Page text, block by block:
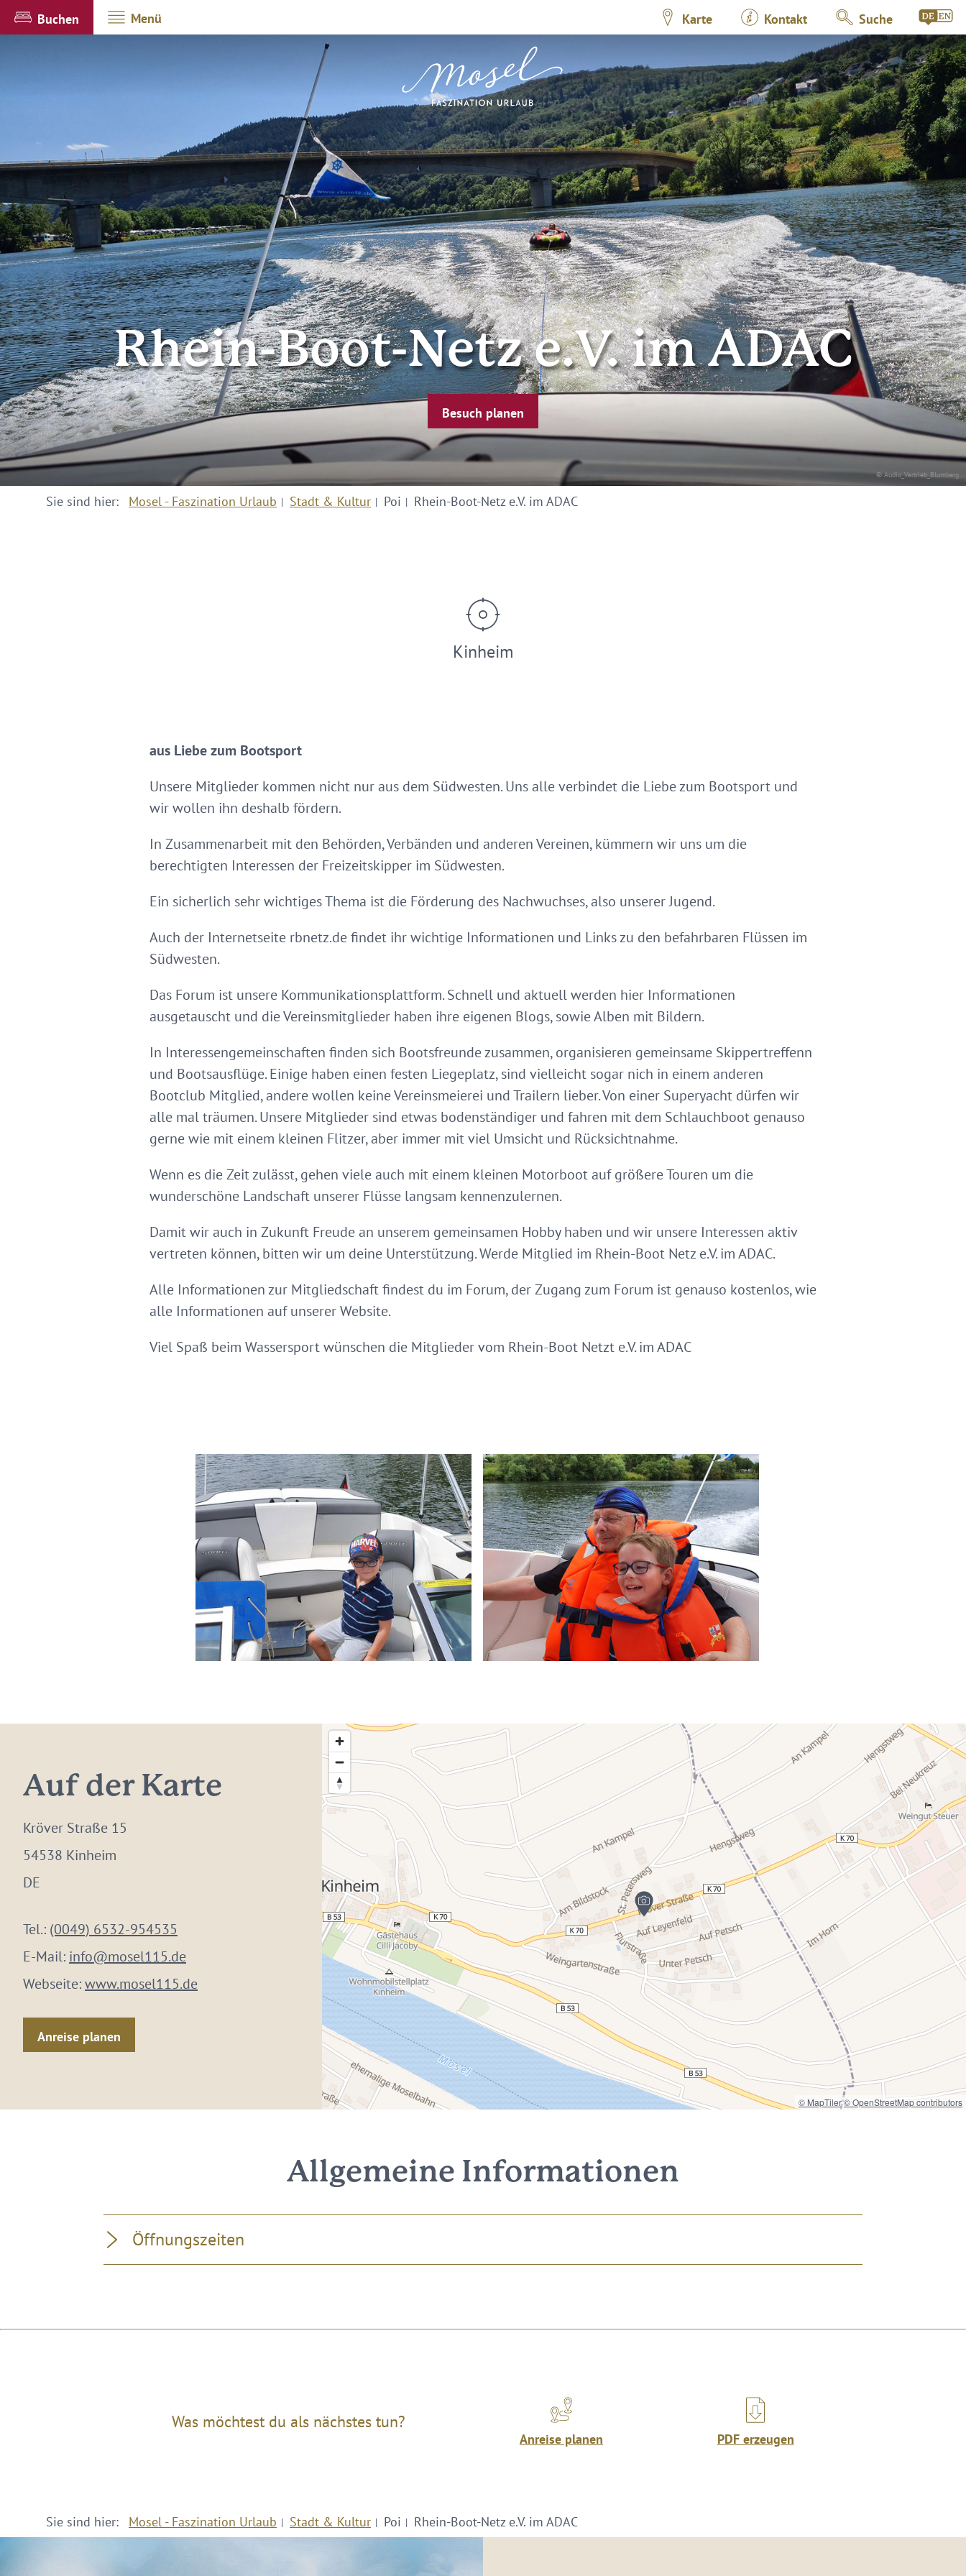
Buchen Menü Karte Kontakt Suche
© Audio_Vertrieb_Blumberg
Rhein-Boot-Netz e.V. im ADAC
Besuch planen
Sie sind hier: Mosel - Faszination Urlaub Stadt & Kultur Poi Rhein-Boot-Netz e.V. im ADAC
Kinheim
aus Liebe zum Bootsport
Unsere Mitglieder kommen nicht nur aus dem Südwesten. Uns alle verbindet die Liebe zum Bootsport und
wir wollen ihn deshalb fördern.
In Zusammenarbeit mit den Behörden, Verbänden und anderen Vereinen, kümmern wir uns um die
berechtigten Interessen der Freizeitskipper im Südwesten.
Ein sicherlich sehr wichtiges Thema ist die Förderung des Nachwuchses, also unserer Jugend.
Auch der Internetseite rbnetz.de findet ihr wichtige Informationen und Links zu den befahrbaren Flüssen im
Südwesten.
Das Forum ist unsere Kommunikationsplattform. Schnell und aktuell werden hier Informationen
ausgetauscht und die Vereinsmitglieder haben ihre eigenen Blogs, sowie Alben mit Bildern.
In Interessengemeinschaften finden sich Bootsfreunde zusammen, organisieren gemeinsame Skippertreffenn
und Bootsausflüge. Einige haben einen festen Liegeplatz, sind vielleicht sogar nich in einem anderen
Bootclub Mitglied, andere wollen keine Vereinsmeierei und Trailern lieber. Von einer Superyacht dürfen wir
alle mal träumen. Unsere Mitglieder sind etwas bodenständiger und fahren mit dem Schlauchboot genauso
gerne wie mit einem kleinen Flitzer, aber immer mit viel Umsicht und Rücksichtnahme.
Wenn es die Zeit zulässt, gehen viele auch mit einem kleinen Motorboot auf größere Touren um die
wunderschöne Landschaft unserer Flüsse langsam kennenzulernen.
Damit wir auch in Zukunft Freude an unserem gemeinsamen Hobby haben und wir unsere Interessen aktiv
vertreten können, bitten wir um deine Unterstützung. Werde Mitglied im Rhein-Boot Netz e.V. im ADAC.
Alle Informationen zur Mitgliedschaft findest du im Forum, der Zugang zum Forum ist genauso kostenlos, wie
alle Informationen auf unserer Website.
Viel Spaß beim Wassersport wünschen die Mitglieder vom Rhein-Boot Netzt e.V. im ADAC
Auf der Karte
Kröver Straße 15
54538 Kinheim
DE
Tel.: (0049) 6532-954535
E-Mail: info@mosel115.de
Webseite:www.mosel115.de
Anreise planen
© MapTiler© OpenStreetMap contributors
Allgemeine Informationen
Öffnungszeiten
Was möchtest du als nächstes tun?
Anreise planen PDF erzeugen
Sie sind hier: Mosel - Faszination Urlaub Stadt & Kultur Poi Rhein-Boot-Netz e.V. im ADAC